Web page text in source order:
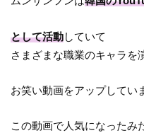
として活動していて
さまざまな職業のキャラを
お笑い動画をアップしてい
この動画で人気になったみ